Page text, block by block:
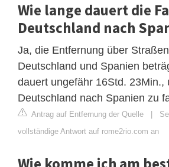
Wie lange dauert die
Deutschland nach
Ja, die Entfernung über
Deutschland und Spanien
dauert ungefähr 16Std. 23Min.,
Deutschland nach Spanien zu
Antrag auf Entfernung der Quelle
vollständige Antwort auf rome2rio.com an